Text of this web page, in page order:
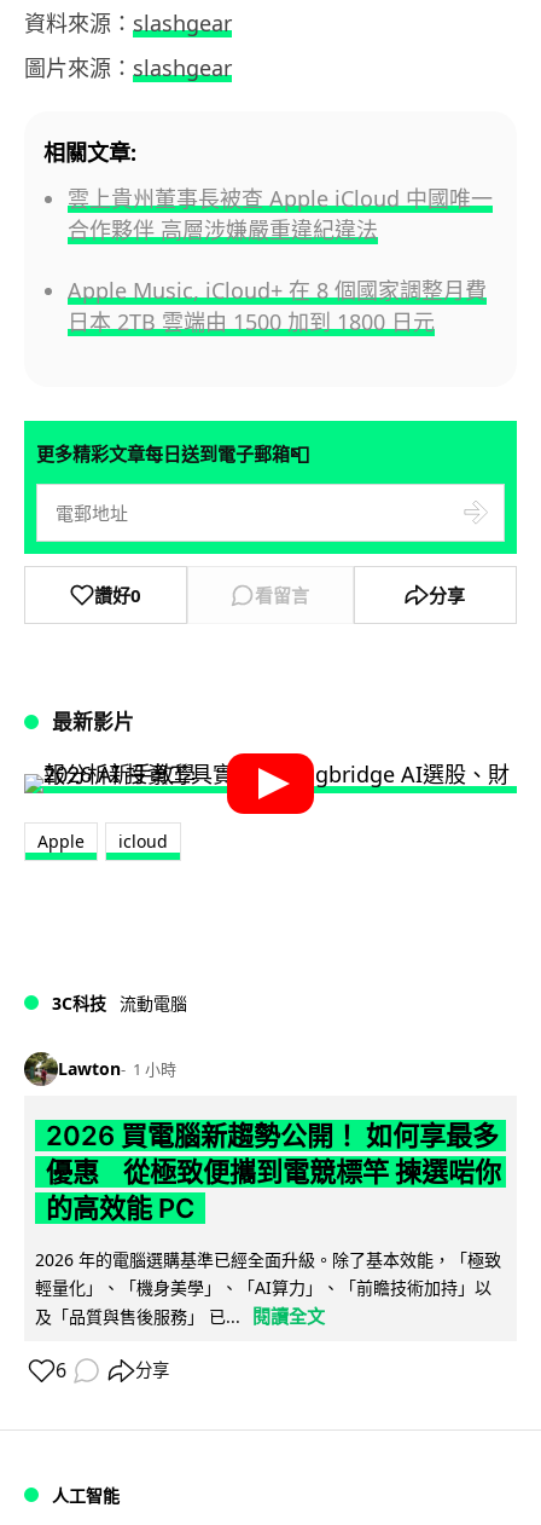
資料來源： slashgear
圖片來源： slashgear
相關文章:
雲上貴州董事長被查 Apple iCloud 中國唯一
合作夥伴 高層涉嫌嚴重違紀違法
Apple Music, iCloud+ 在 8 個國家調整月費
日本 2TB 雲端由 1500 加到 1800 日元
更多精彩文章每日送到電子郵箱📮
讚好0 看留言 分享
最新影片
Apple icloud
3C科技 流動電腦
Lawton 1 小時
2026 買電腦新趨勢公開！ 如何享最多
優惠 從極致便攜到電競標竿 揀選啱你
的高效能 PC
2026 年的電腦選購基準已經全面升級。除了基本效能，「極致
輕量化」、「機身美學」、「AI算力」、「前瞻技術加持」以
及「品質與售後服務」 已...
閱讀全文
6 分享
人工智能